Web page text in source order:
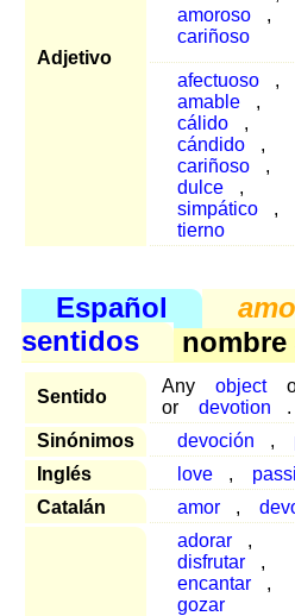
Adjetivo
amoroso
,
cariñoso
afectuoso
,
amable
,
cálido
,
cándido
,
cariñoso
,
dulce
,
simpático
,
tierno
Español
sentidos
Sentido
Any object
or
devotion
.
Sinónimos
devoción ,
Inglés
love ,
Catalán
amor ,
adorar
,
disfrutar
,
encantar
,
gozar